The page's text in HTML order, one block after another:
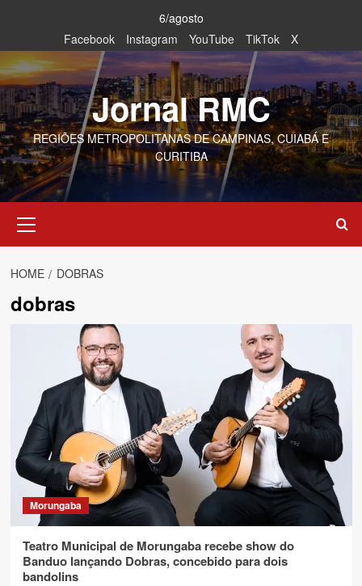
content
6/agosto
Facebook
Instagram YouTube TikTok X
Jornal RMC
REGIÕES METROPOLITANAS DE CAMPINAS, CUIABÁ E
CURITIBA
Menu
HOME DOBRAS
dobras
Morungaba
Teatro Municipal de Morungaba recebe show do
Banduo lançando Dobras, concebido para dois
bandolins